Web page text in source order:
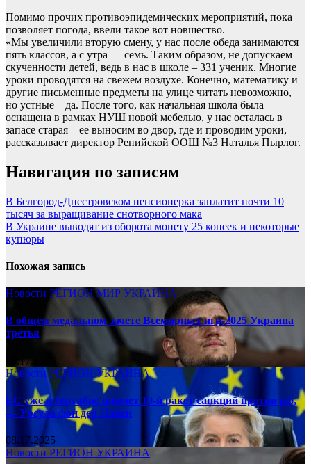
Помимо прочих противоэпидемических мероприятий, пока
позволяет погода, ввели такое вот новшество.
«Мы увеличили вторую смену, у нас после обеда занимаются
пять классов, а с утра — семь. Таким образом, не допускаем
скученности детей, ведь в нас в школе – 331 ученик. Многие
уроки проводятся на свежем воздухе. Конечно, математику и
другие письменные предметы на улице читать невозможно,
но устные – да. После того, как начальная школа была
оснащена в рамках НУШ новой мебелью, у нас осталась в
запасе старая – ее выносим во двор, где и проводим уроки, —
рассказывает директор Ренийской ООШ №3 Наталья Пырлог.
Навигация по записям
В Белгород-Днестровском пенсионерка заплатит почти 10
тысяч за выращивание снотворного мака
В Украине выводят из оборота монету 25 копеек и некоторые
купюры
Похожая запись
Новости РЕГИОНМИР УКРАИНА
В общем медальном зачете Всемирных игр-2025 Украина
третья
08.17.2025
НовостиРЕГИОНУКРАИНА
ЕС уже в сентябре примет 19-й ракет санкций против рф,
— Урсула фон дер Ляйен
08.17.2025
Новости РЕГИОН УКРАИНА